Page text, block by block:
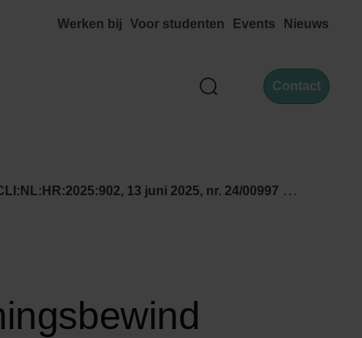
Werken bij Voor studenten Events Nieuws
Zoek Contact
13 juni 2025, nr. 24/00997 en 24/00999)